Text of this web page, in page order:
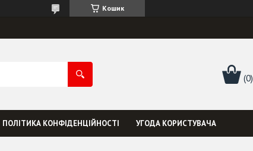
Кошик
ПОЛІТИКА КОНФІДЕНЦІЙНОСТІ УГОДА КОРИСТУВАЧА